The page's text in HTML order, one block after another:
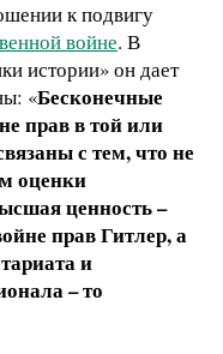
к подвигу
войне. В
истории» он дает
«Бесконечные
прав в той или
с тем, что не
оценки
ценность –
прав Гитлер, а
и
– то